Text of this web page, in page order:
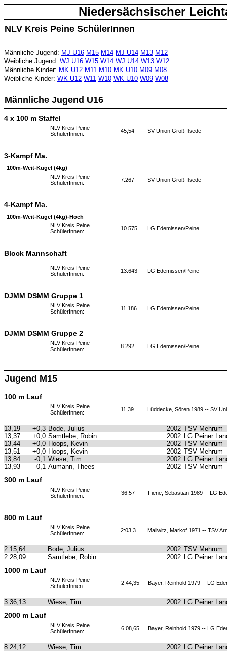
Niedersächsischer
NLV Kreis Peine SchülerInnen
Männliche Jugend: MJ U16 M15 M14 MJ U14 M13 M12
Weibliche Jugend: WJ U16 W15 W14 WJ U14 W13 W12
Männliche Kinder: MK U12 M11 M10 MK U10 M09 M08
Weibliche Kinder: WK U12 W11 W10 WK U10 W09 W08
Männliche Jugend U16
4 x 100 m Staffel
NLV Kreis Peine
SchülerInnen:
45,54 SV Union Groß Ilsede
3-Kampf Ma.
100m-Weit-Kugel (4kg)
NLV Kreis Peine
SchülerInnen:
7.267 SV Union Groß Ilsede
4-Kampf Ma.
100m-Weit-Kugel (4kg)-Hoch
NLV Kreis Peine
SchülerInnen:
10.575 LG Edemissen/Peine
Block Mannschaft
NLV Kreis Peine
SchülerInnen:
13.643 LG Edemissen/Peine
DJMM DSMM Gruppe 1
NLV Kreis Peine
SchülerInnen:
11.186 LG Edemissen/Peine
DJMM DSMM Gruppe 2
NLV Kreis Peine
SchülerInnen:
8.292 LG Edemissen/Peine
Jugend M15
100 m Lauf
NLV Kreis Peine
SchülerInnen:
11,39 Lüddecke, Sören 1989 -- SV
13,19 +0,3 Bode, Julius 2002 TSV Mehrum
13,37
+0,0 Samtlebe, Robin 2002 LG Peiner
13,44
+0,0 Hoops, Kevin 2002 TSV Mehrum
13,51
+0,0 Hoops, Kevin 2002 TSV Mehrum
13,84
-0,1 Wiese, Tim 2002 LG Peiner
13,93
-0,1 Aumann, Thees 2002 TSV Mehrum
300 m Lauf
NLV Kreis Peine
SchülerInnen:
36,57 Fiene, Sebastian 1989 -- LG
800 m Lauf
NLV Kreis Peine
SchülerInnen:
2:03,3 Mallwitz, Markof 1971 -- TSV
2:15,64 Bode, Julius 2002 TSV Mehrum
2:28,09
Samtlebe, Robin 2002 LG Peiner
1000 m Lauf
NLV Kreis Peine
SchülerInnen:
2:44,35 Bayer, Reinhold 1979 -- LG
3:36,13 Wiese, Tim 2002 LG Peiner
2000 m Lauf
NLV Kreis Peine
SchülerInnen:
6:08,65 Bayer, Reinhold 1979 -- LG
8:24,12 Wiese, Tim 2002 LG Peiner